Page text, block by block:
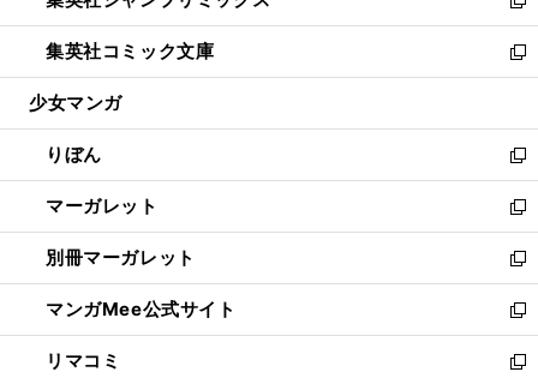
開
く
ウ
で
開
ン
ド
ウ
開
く
ウ
ィ
ン
ウ
で
開
く
新
し
い
ウ
ン
ド
ウ
で
開
く
集英社コミック文庫
新
し
ウ
ィ
ン
ド
ウ
で
開
く
少女マンガ
りぼん
新
し
い
ウ
ィ
ン
ド
ウ
で
マーガレット
新
し
い
ウ
ィ
ン
ド
別冊マーガレット
新
し
い
ウ
ィ
マンガMee公式サイト
新
し
い
リマコミ
新